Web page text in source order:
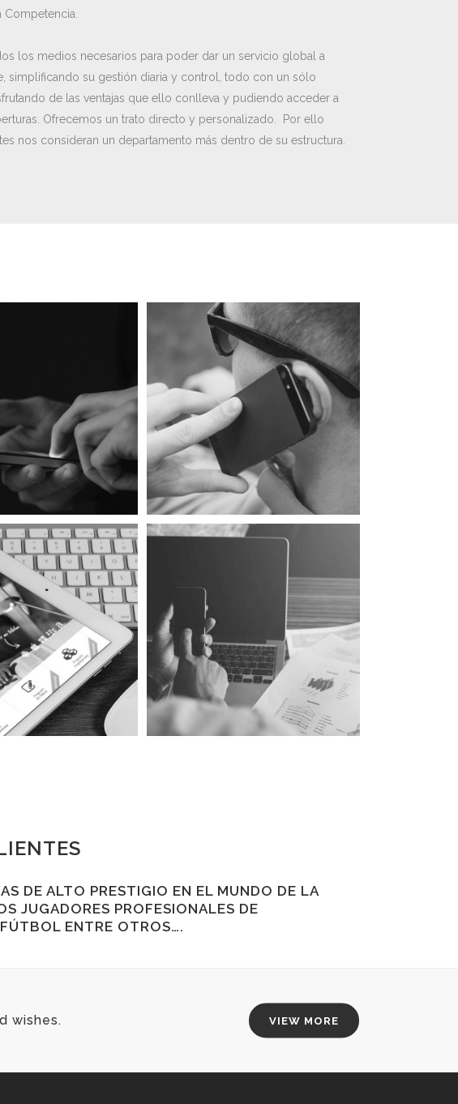
los medios necesarios para poder dar un servicio global a
simplificando su gestión diaria y control, todo con un sólo
de las ventajas que ello conlleva y pudiendo acceder a
Ofrecemos un trato directo y personalizado. Por ello
nos consideran un departamento más dentro de su estructura.
DE ALTO PRESTIGIO EN EL MUNDO DE LA
JUGADORES PROFESIONALES DE
ENTRE OTROS….
wishes. VIEW MORE